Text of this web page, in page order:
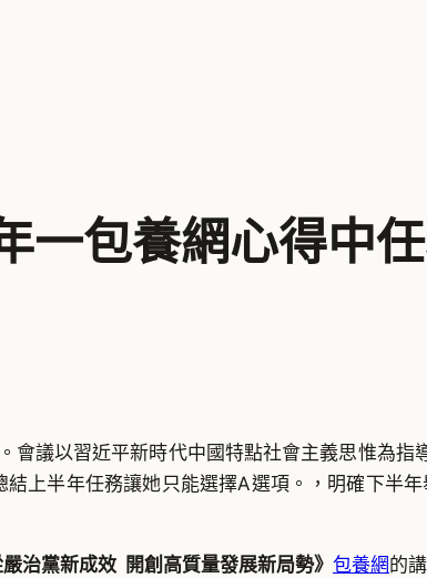
一包養網心得中
議以習近平新時代中國特點社會主義思惟為指
上半年任務讓她只能選擇A選項。，明確下半
嚴治黨新成效 開創高質量發展新局勢》 包養網的